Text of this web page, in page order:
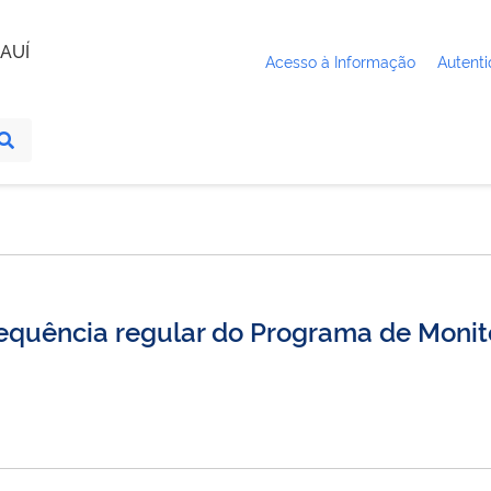
Acesso à Informação
regular do Programa de